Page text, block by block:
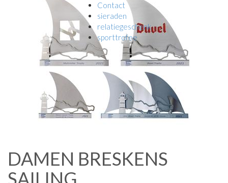
Contact
sieraden
relatiegeschenk
sporttrofee
DAMEN BRESKENS
SAILING